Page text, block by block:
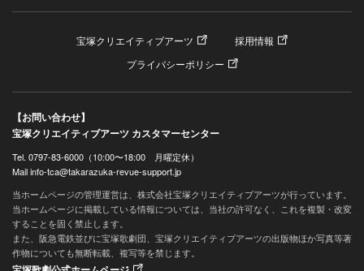
宝塚クリエイティブアーツ
採用情報
プライバシーポリシー
【お問い合わせ】
宝塚クリエイティブアーツ カスタマーセンター
Tel. 0797-83-6000（10:00〜18:00 月曜定休）
Mail info-tca@takarazuka-revue-support.jp
当ホームページの管理運営は、株式会社宝塚クリエイティブアーツが行っています。
当ホームページに掲載している情報については、当社の許可なく、これを複製・改変
することを固く禁止します。
また、阪急電鉄並びに宝塚歌劇団、宝塚クリエイティブアーツの出版物ほか写真等著
作物についても無断転載、複写等を禁じます。